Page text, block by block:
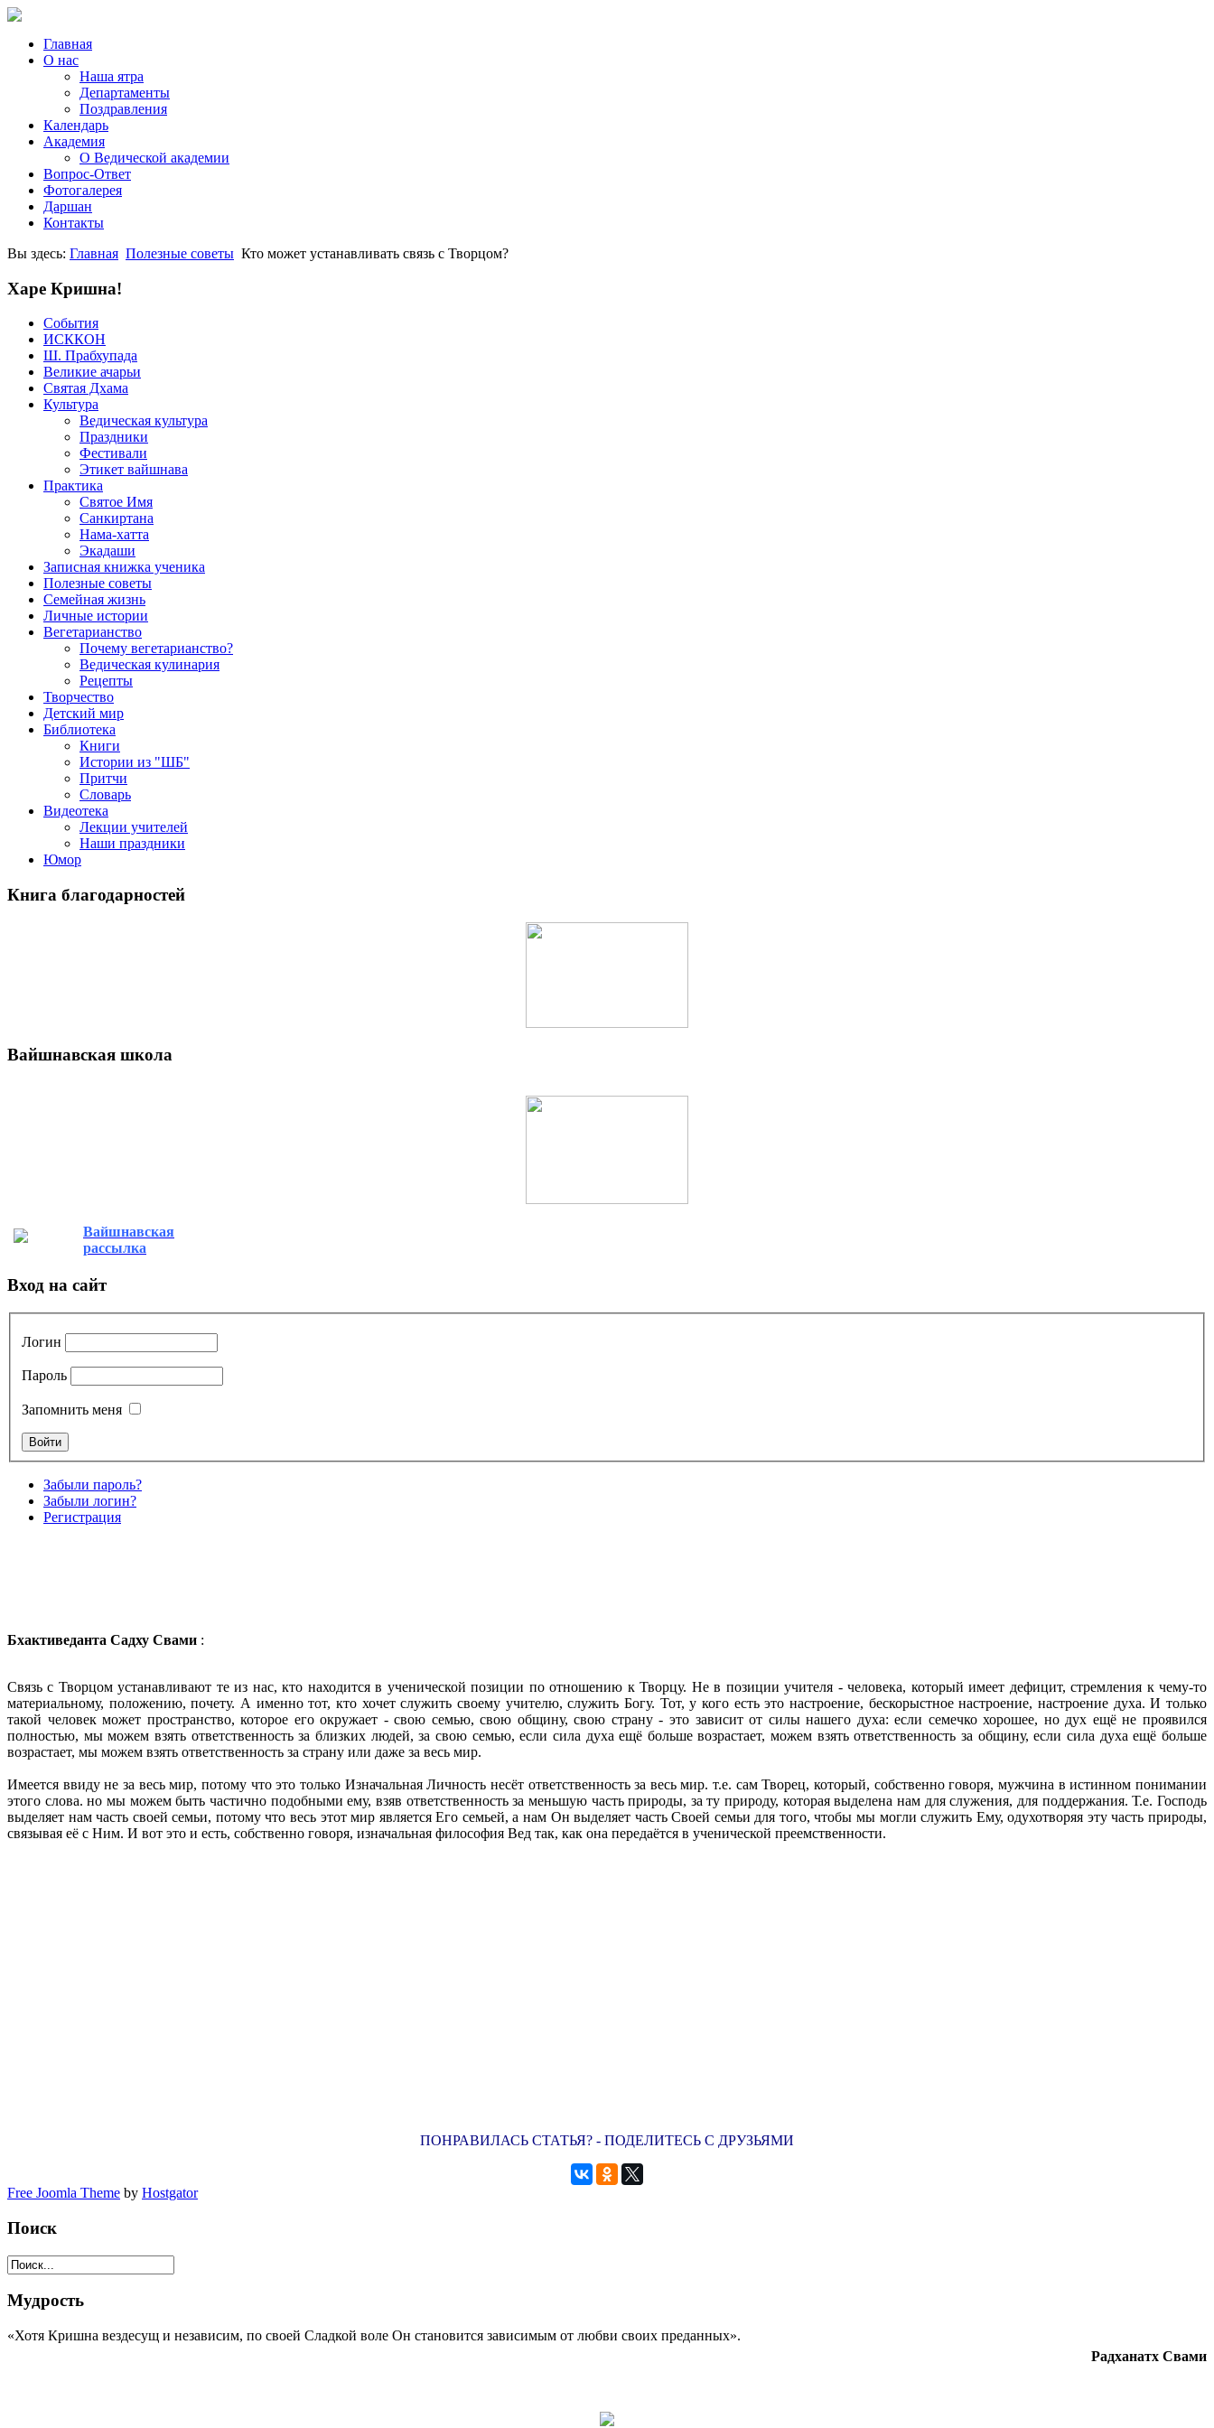
Главная
О нас
Наша ятра
Департаменты
Поздравления
Календарь
Академия
О Ведической академии
Вопрос-Ответ
Фотогалерея
Даршан
Контакты
Вы здесь: Главная Полезные советы Кто может устанавливать связь с Творцом?
Харе Кришна!
События
ИСККОН
Ш. Прабхупада
Великие ачарьи
Святая Дхама
Культура
Ведическая культура
Праздники
Фестивали
Этикет вайшнава
Практика
Святое Имя
Санкиртана
Нама-хатта
Экадаши
Записная книжка ученика
Полезные советы
Семейная жизнь
Личные истории
Вегетарианство
Почему вегетарианство?
Ведическая кулинария
Рецепты
Творчество
Детский мир
Библиотека
Книги
Истории из "ШБ"
Притчи
Словарь
Видеотека
Лекции учителей
Наши праздники
Юмор
Книга благодарностей
Вайшнавская школа
Вайшнавская
рассылка
Вход на сайт
Логин
Пароль
Запомнить меня
Забыли пароль?
Забыли логин?
Регистрация
Бхактиведанта Садху Свами :
Связь с Творцом устанавливают те из нас, кто находится в ученической позиции по отношению к Творцу. Не в позиции учителя - человека, который имеет дефицит, стремления к чему-то
материальному, положению, почету. А именно тот, кто хочет служить своему учителю, служить Богу. Тот, у кого есть это настроение, бескорыстное настроение, настроение духа. И только
такой человек может пространство, которое его окружает - свою семью, свою общину, свою страну - это зависит от силы нашего духа: если семечко хорошее, но дух ещё не проявился
полностью, мы можем взять ответственность за близких людей, за свою семью, если сила духа ещё больше возрастает, можем взять ответственность за общину, если сила духа ещё больше
возрастает, мы можем взять ответственность за страну или даже за весь мир.
Имеется ввиду не за весь мир, потому что это только Изначальная Личность несёт ответственность за весь мир. т.е. сам Творец, который, собственно говоря, мужчина в истинном понимании
этого слова. но мы можем быть частично подобными ему, взяв ответственность за меньшую часть природы, за ту природу, которая выделена нам для служения, для поддержания. Т.е. Господь
выделяет нам часть своей семьи, потому что весь этот мир является Его семьей, а нам Он выделяет часть Своей семьи для того, чтобы мы могли служить Ему, одухотворяя эту часть природы,
связывая её с Ним. И вот это и есть, собственно говоря, изначальная философия Вед так, как она передаётся в ученической преемственности.
ПОНРАВИЛАСЬ СТАТЬЯ? - ПОДЕЛИТЕСЬ С ДРУЗЬЯМИ
Free Joomla Theme by Hostgator
Поиск
Мудрость
«Хотя Кришна вездесущ и независим, по своей Сладкой воле Он становится зависимым от любви своих преданных».
Радханатх Свами